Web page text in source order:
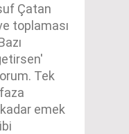
Çatan
toplaması
Tek
emek